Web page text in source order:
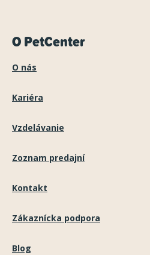
O PetCenter
O nás
Kariéra
Vzdelávanie
Zoznam predajní
Kontakt
Zákaznícka podpora
Blog